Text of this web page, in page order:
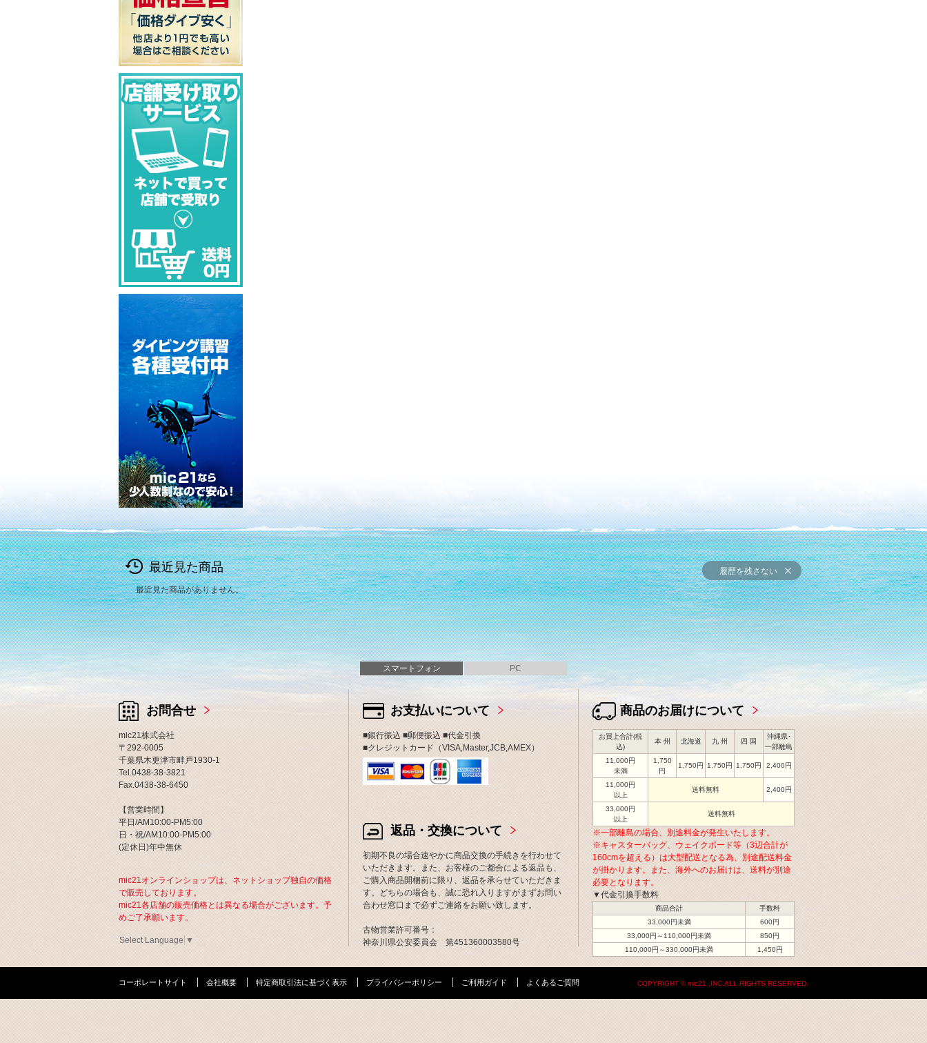
最近見た商品
最近見た商品がありません。
履歴を残さない
スマートフォン PC
お問合せ
mic21株式会社
〒292-0005
千葉県木更津市畔戸1930-1
Tel.0438-38-3821
Fax.0438-38-6450
【営業時間】
平日/AM10:00-PM5:00
日・祝/AM10:00-PM5:00
(定休日)年中無休
mic21オンラインショップは、ネットショップ独自の価格
で販売しております。
mic21各店舗の販売価格とは異なる場合がございます。予
めご了承願います。
Select Language ▼
お支払いについて
■銀行振込 ■郵便振込 ■代金引換
■クレジットカード（VISA,Master,JCB,AMEX）
返品・交換について
初期不良の場合速やかに商品交換の手続きを行わせて
いただきます。また、お客様のご都合による返品も、
ご購入商品開梱前に限り、返品を承らせていただきま
す。どちらの場合も、誠に恐れ入りますがまずお問い
合わせ窓口まで必ずご連絡をお願い致します。
古物営業許可番号：
神奈川県公安委員会 第451360003580号
商品のお届けについて
お買上合計(税
込)
本 州 北海道 九 州 四 国
沖縄県･
一部離島
11,000円
未満
1,750
円
1,750円 1,750円 1,750円 2,400円
11,000円
以上
送料無料 2,400円
33,000円
以上
送料無料
※一部離島の場合、別途料金が発生いたします。
※キャスターバッグ、ウェイクボード等（3辺合計が
160cmを超える）は大型配送となる為、別途配送料金
が掛かります。また、海外へのお届けは、送料が別途
必要となります。
▼代金引換手数料
商品合計
手数料
33,000円未満
600円
33,000円～110,000円未満
850円
110,000円～330,000円未満
1,450円
コーポレートサイト 会社概要 特定商取引法に基づく表示 プライバシーポリシー ご利用ガイド よくあるご質問 COPYRIGHT © mic21 ,INC.ALL RIGHTS RESERVED.